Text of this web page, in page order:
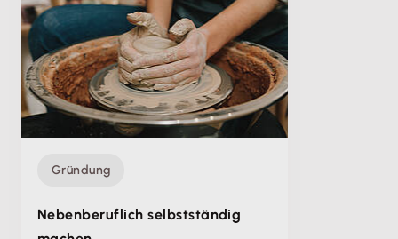
Gründung
Nebenberuflich selbstständig